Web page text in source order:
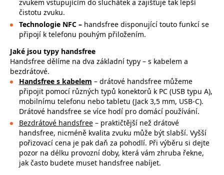
zvukem vstupujícím do sluchátek a zajišťuje tak lepší
čistotu zvuku.
Technologie NFC – handsfree disponující touto funkcí se
připojí k telefonu pouhým přiložením.
Jaké jsou typy handsfree
Handsfree dělíme na dva základní typy – s kabelem a
bezdrátové.
Handsfree s kabelem – drátové handsfree můžeme
připojit pomocí různých typů konektorů k PC (USB typu A),
mobilnímu telefonu nebo tabletu (Jack 3,5 mm, USB-C).
Drátové handsfree se více hodí pro domácí používání.
Bezdrátové handsfree – praktičtější než drátové
handsfree, nicméně kvalita zvuku může být slabší. Vyšší
pořizovací cena je pak daň za pohodlí. Při výběru si dejte
pozor na délku provozní doby, která vám zhruba řekne,
jak často budete muset handsfree nabíjet.